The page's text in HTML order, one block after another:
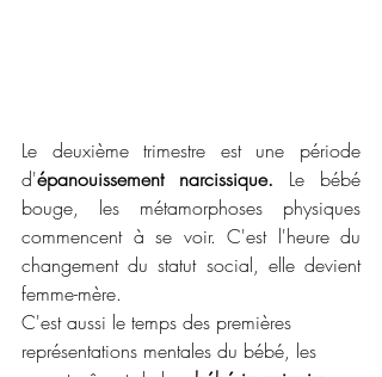
Le deuxième trimestre est une période
d'épanouissement narcissique. Le bébé
bouge, les métamorphoses physiques
commencent à se voir. C'est l'heure du
changement du statut social, elle devient
femme-mère.
C'est aussi le temps des premières
représentations mentales du bébé, les